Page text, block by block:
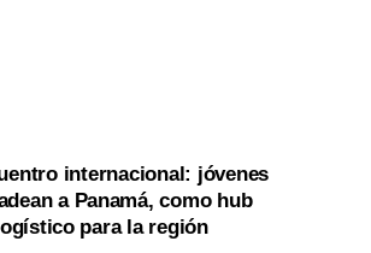
internacional: jóvenes
a Panamá, como hub
para la región